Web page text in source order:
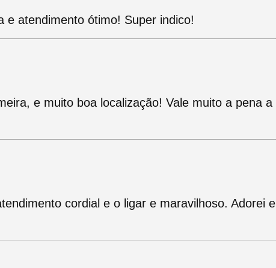
e atendimento ótimo! Super indico!
e muito boa localização! Vale muito a pena a
cordial e o ligar e maravilhoso. Adorei e